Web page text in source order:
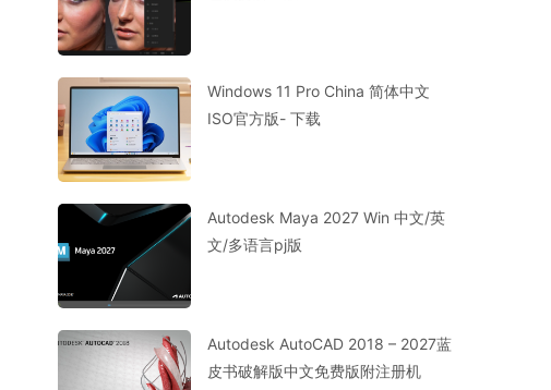
Windows 11 Pro China 简体中文
ISO官方版- 下载
Autodesk Maya 2027 Win 中文/英
文/多语言pj版
Autodesk AutoCAD 2018 – 2027蓝
皮书破解版中文免费版附注册机